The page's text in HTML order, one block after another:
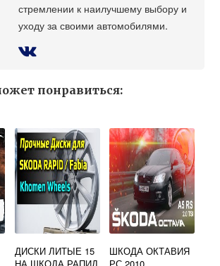
стремлении к наилучшему выбору и
уходу за своими автомобилями.
понравиться:
ДИСКИ ЛИТЫЕ 15
ШКОДА ОКТАВИЯ